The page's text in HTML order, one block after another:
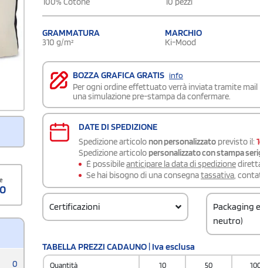
0
GRAMMATURA
310 g/m²
MARCHIO
Ki-Mood
BOZZA GRAFICA GRATIS info
Per ogni ordine effettuato verrà inviata tramite mail
una simulazione pre-stampa da confermare.
DATE DI SPEDIZIONE
Spedizione articolo non personalizzato previsto il:
Spedizione articolo personalizzato con stampa
É possibileanticipare la data di spedizione
Se hai bisogno di una consegnatassativa ,
Certificazioni
Packaging
neutro)
42029298
TABELLA PREZZI CADAUNO | Iva esclusa
Quantità 10 50